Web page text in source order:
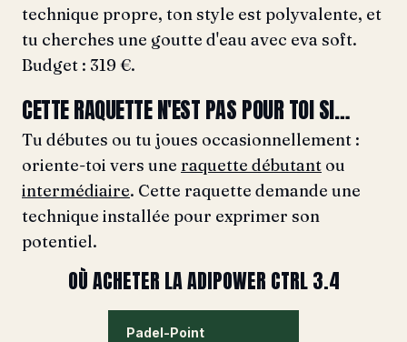
technique propre, ton style est polyvalente, et
tu cherches une goutte d'eau avec eva soft.
Budget : 319 €.
CETTE RAQUETTE N'EST PAS POUR TOI SI…
Tu débutes ou tu joues occasionnellement :
oriente-toi vers une raquette débutant ou
intermédiaire. Cette raquette demande une
technique installée pour exprimer son
potentiel.
OÙ ACHETER LA ADIPOWER CTRL 3.4
Padel-Point